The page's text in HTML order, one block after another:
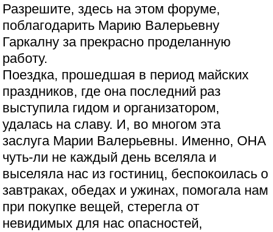
Разрешите, здесь на этом форуме,
поблагодарить Марию Валерьевну
Гаркалну за прекрасно проделанную
работу.
Поездка, прошедшая в период майских
праздников, где она последний раз
выступила гидом и организатором,
удалась на славу. И, во многом эта
заслуга Марии Валерьевны. Именно, ОНА
чуть-ли не каждый день вселяла и
выселяла нас из гостиниц, беспокоилась о
завтраках, обедах и ужинах, помогала нам
при покупке вещей, стерегла от
невидимых для нас опасностей,